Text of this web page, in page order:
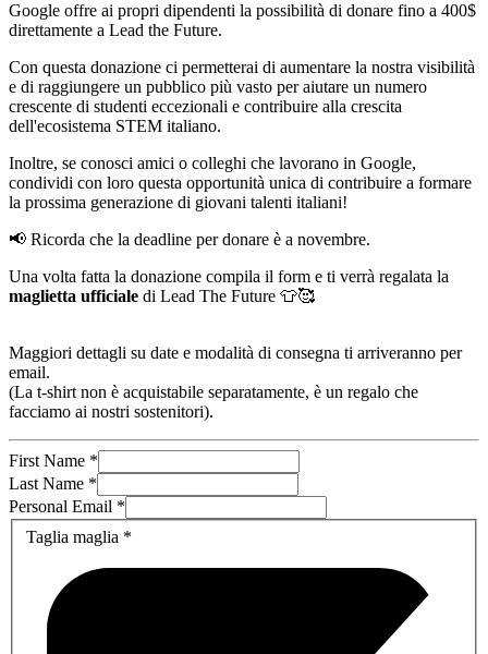
Google offre ai propri dipendenti la possibilità di donare fino a 400$
direttamente a Lead the Future.
Con questa donazione ci permetterai di aumentare la nostra visibilità
e di raggiungere un pubblico più vasto per aiutare un numero
crescente di studenti eccezionali e contribuire alla crescita
dell'ecosistema STEM italiano.
Inoltre, se conosci amici o colleghi che lavorano in Google,
condividi con loro questa opportunità unica di contribuire a formare
la prossima generazione di giovani talenti italiani!
📢 Ricorda che la deadline per donare è a novembre.
Una volta fatta la donazione compila il form e ti verrà regalata la
maglietta ufficiale di Lead The Future 👕🥰
Maggiori dettagli su date e modalità di consegna ti arriveranno per
email.
(La t-shirt non è acquistabile separatamente, è un regalo che
facciamo ai nostri sostenitori).
First Name *
Last Name *
Personal Email *
Taglia maglia *